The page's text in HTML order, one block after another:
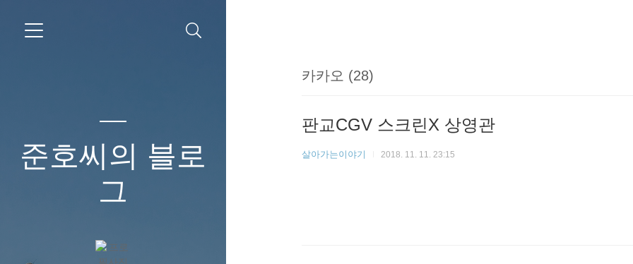
준호씨의 블로
그
카카오 (28)
판교CGV 스크린X 상영관
살아가는이야기 2018. 11. 11. 23:15